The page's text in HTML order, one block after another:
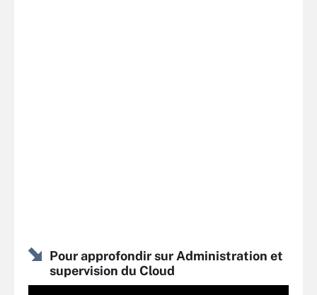
Pour approfondir sur Administration et
supervision du Cloud